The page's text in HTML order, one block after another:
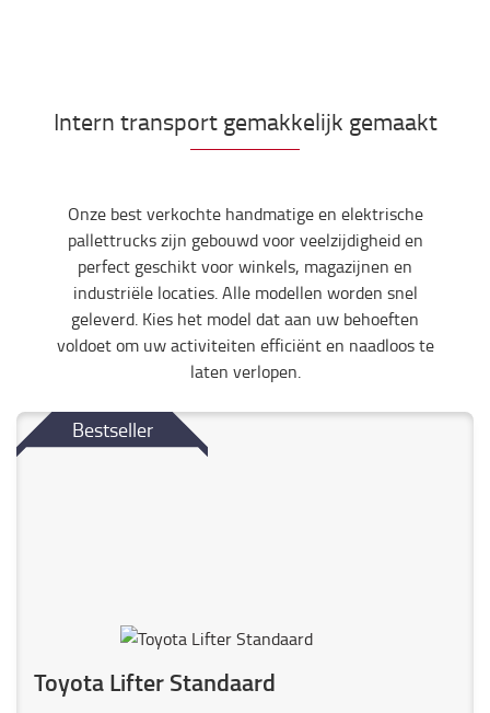
Intern transport gemakkelijk gemaakt
Onze best verkochte handmatige en elektrische
pallettrucks zijn gebouwd voor veelzijdigheid en
perfect geschikt voor winkels, magazijnen en
industriële locaties. Alle modellen worden snel
geleverd. Kies het model dat aan uw behoeften
voldoet om uw activiteiten efficiënt en naadloos te
laten verlopen.
Bestseller
Toyota Lifter Standaard